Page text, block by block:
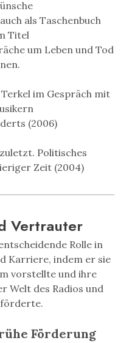
als Taschenbuch
Titel
um Leben und Tod
im Gespräch mit
(2006)
Politisches
Zeit (2004)
Vertrauter
Rolle in
Karriere, indem er sie
vorstellte und ihre
Welt des Radios und
Förderung